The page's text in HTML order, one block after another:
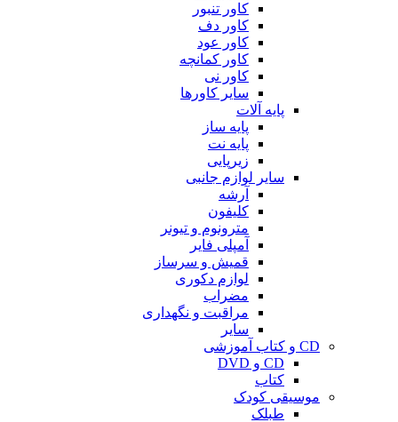
کاور تنبور
کاور دف
کاور عود
کاور کمانچه
کاور نی
سایر کاورها
پایه آلات
پایه ساز
پایه نت
زیرپایی
سایر لوازم جانبی
آرشه
کلیفون
مترونوم و تیونر
آمپلی فایر
قمیش و سرساز
لوازم دکوری
مضراب
مراقبت و نگهداری
سایر
CD و کتاب آموزشی
CD و DVD
کتاب
موسیقی کودک
طبلک